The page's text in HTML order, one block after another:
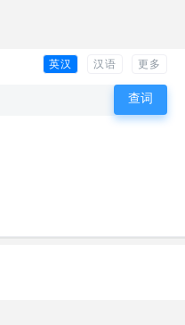
英汉 汉语 更多